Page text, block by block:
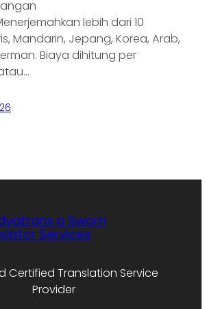
lebih dari 10
Mandarin, Jepang, Korea, Arab,
Biaya dihitung per
a Sworn
Services
Certified Translation Service
Provider